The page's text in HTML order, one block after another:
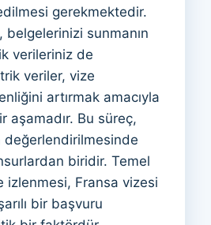
gerekmektedir.
belgelerinizi sunmanın
verileriniz de
veriler, vize
artırmak amacıyla
aşamadır. Bu süreç,
biridir. Temel
izlenmesi, Fransa vizesi
bir başvuru